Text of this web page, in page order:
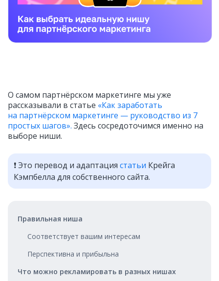
О самом партнёрском маркетинге мы уже
рассказывали в статье «Как заработать
на партнёрском маркетинге — руководство из 7
простых шагов». Здесь сосредоточимся именно на
выборе ниши.
❗️ Это перевод и адаптация статьи Крейга
Кэмпбелла для собственного сайта.
Правильная ниша
Соответствует вашим интересам
Перспективна и прибыльна
Что можно рекламировать в разных нишах